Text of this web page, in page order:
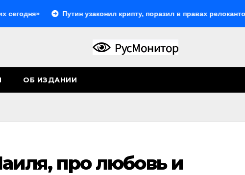
Путин узаконил крипту, поразил в правах релокантов,
ОБ ИЗДАНИИ
про любовь и